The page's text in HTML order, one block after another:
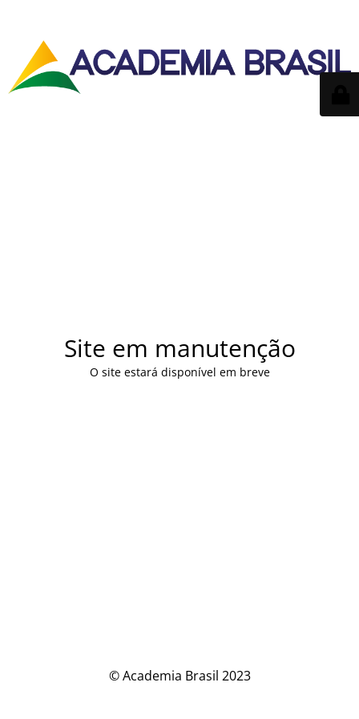
Site em manutenção
O site estará disponível em breve
© Academia Brasil 2023